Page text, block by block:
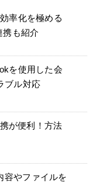
率化を極める
携も紹介
を使用した会
ブル対応
が便利！方法
容やファイルを